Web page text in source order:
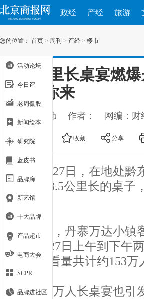
政经 产经 旅游
您的位置： 首页 > 周刊 > 产经 > 楼市
3.5公里长桌宴燃
也等你来
出处：楼市 作者： 网编：财
大 中 收藏 分享
10月27日，在地处
着一张3.5公里长的桌子
席。
当天，丹寨万达小镇
从10月27日上午到下午
直播观看量共计约153万
丹寨万人长桌宴也引
活动论坛
今日评
老周侃股
新闻绘本
研究院
蓝皮书
品牌廊
新艺馆
十大品牌
产品超市
电商大会
SCPR
品牌进社区